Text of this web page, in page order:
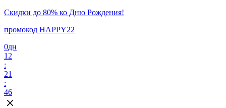
Скидки до 80% ко Дню Рождения!
промокод HAPPY22
0дн
12
:
21
:
46